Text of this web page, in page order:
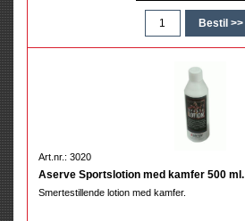
Art.nr.: 3020
Aserve Sportslotion med kamfer 500 ml.
Smertestillende lotion med kamfer.